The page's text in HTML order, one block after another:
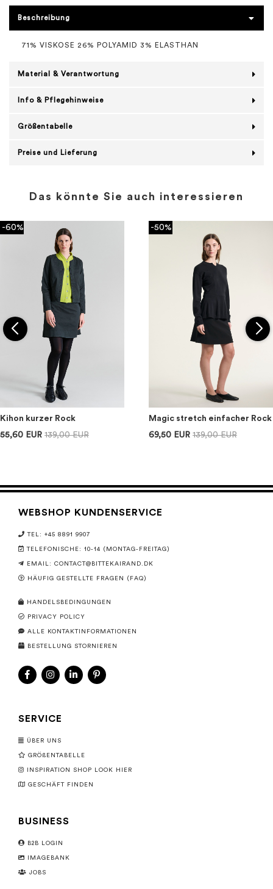
Beschreibung
71% VISKOSE 26% POLYAMID 3% ELASTHAN
Material & Verantwortung
Info & Pflegehinweise
Größentabelle
Preise und Lieferung
Das könnte Sie auch interessieren
-60%
Kihon kurzer Rock
55,60 EUR 139,00 EUR
-50%
Magic stretch einfacher Rock
69,50 EUR 139,00 EUR
WEBSHOP KUNDENSERVICE
TEL: +45 8891 9907
TELEFONISCHE: 10-14 (MONTAG-FREITAG)
EMAIL: CONTACT@BITTEKAIRAND.DK
HÄUFIG GESTELLTE FRAGEN (FAQ)
HANDELSBEDINGUNGEN
PRIVACY POLICY
ALLE KONTAKTINFORMATIONEN
BESTELLUNG STORNIEREN
SERVICE
ÜBER UNS
GRÖßENTABELLE
INSPIRATION SHOP LOOK HIER
GESCHÄFT FINDEN
BUSINESS
B2B LOGIN
IMAGEBANK
JOBS